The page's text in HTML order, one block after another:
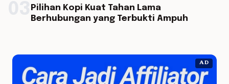
Pilihan Kopi Kuat Tahan Lama
Berhubungan yang Terbukti Ampuh
AD